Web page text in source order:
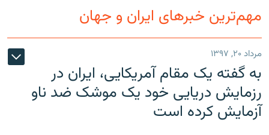
مهم‌ترین خبرهای ایران و جهان
مرداد ۲۰, ۱۳۹۷
به گفته یک مقام آمریکایی، ایران در
رزمایش دریایی خود یک موشک ضد ناو
آزمایش کرده است